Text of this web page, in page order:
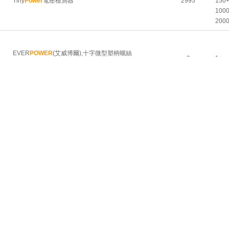
EVER POWER(艾威博爾),十字微型塑柄螺絲
2 1+